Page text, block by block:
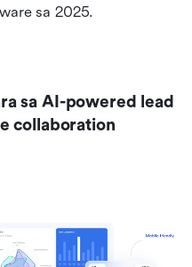
sa 2025.
sa AI-powered lead
collaboration